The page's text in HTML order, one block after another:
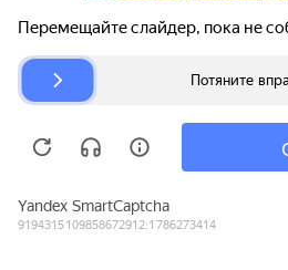
© bibinet.ru - система
Copyright 2010-2026 Все